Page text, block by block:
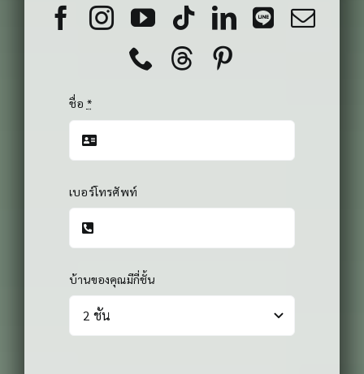
ชื่อ *
เบอร์โทรศัพท์
บ้านของคุณมีกี่ชั้น